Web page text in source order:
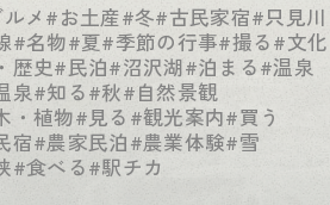
メ #お土産#冬#古民家宿#只見川
#名物#夏#季節の行事#撮る#文化
歴史#民泊#沼沢湖#泊まる#温泉
泉#知る#秋#自然景観
・植物#見る #観光案内#買う
宿#農家民泊#農業体験#雪
#食べる#駅チカ